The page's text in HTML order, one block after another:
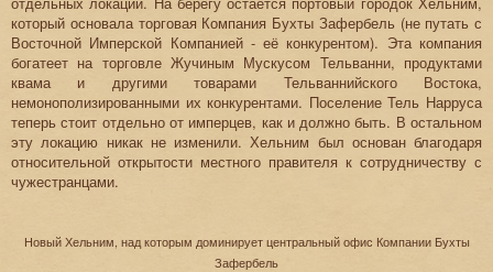
который основала торговая Компания Бухты Зафербель (не путать с
Восточной Имперской Компанией - её конкурентом). Эта компания
богатеет на торговле Жучиным Мускусом Тельванни, продуктами
квама и другими товарами Тельваннийского Востока,
немонополизированными их конкурентами. Поселение Тель Нарруса
теперь стоит отдельно от имперцев, как и должно быть. В остальном
эту локацию никак не изменили. Хельним был основан благодаря
относительной открытости местного правителя к сотрудничеству с
чужестранцами.
Новый Хельним, над которым доминирует центральный офис Компании Бухты
Зафербель